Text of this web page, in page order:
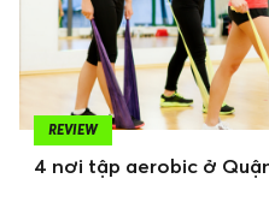
REVIEW
4 nơi tập aerobic ở